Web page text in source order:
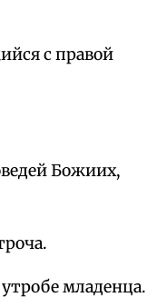
с правой
Божиих,
младенца.